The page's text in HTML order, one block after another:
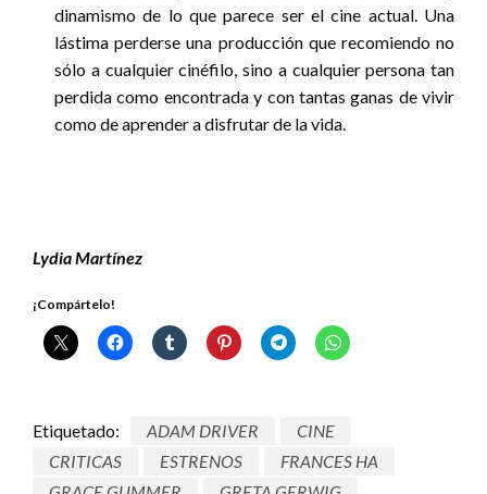
dinamismo de lo que parece ser el cine actual. Una
lástima perderse una producción que recomiendo no
sólo a cualquier cinéfilo, sino a cualquier persona tan
perdida como encontrada y con tantas ganas de vivir
como de aprender a disfrutar de la vida.
Lydia Martínez
¡Compártelo!
Etiquetado: ADAM DRIVER
CINE
CRITICAS
ESTRENOS
FRANCES HA